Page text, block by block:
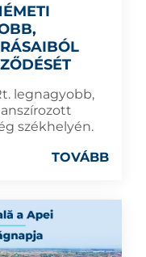
legnagyobb,
székhelyén.
TOVÁBB